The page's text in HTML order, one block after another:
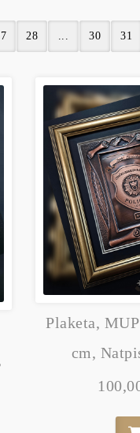
28 ... 30 31
Plaketa,
cm,